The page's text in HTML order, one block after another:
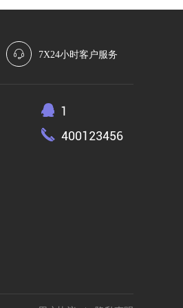
7X24小时客户服务
1
400123456